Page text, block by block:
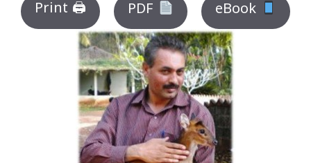
Print 🖨 PDF eBook